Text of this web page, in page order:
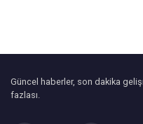
Güncel haberler, son dakika
fazlası.